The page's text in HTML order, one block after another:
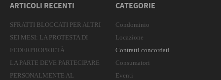
ARTICOLI RECENTI
SFRATTI BLOCCATI PER ALTRI
SEI MESI: LA PROTESTA DI
FEDERPROPRIETÀ
LA PARTE DEVE PARTECIPARE
PERSONALMENTE AL
CATEGORIE
Condominio
Locazione
Contratti concordati
Consumatori
Eventi